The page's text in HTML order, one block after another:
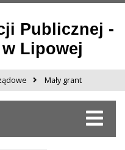
Publicznej -
Lipowej
Mały grant